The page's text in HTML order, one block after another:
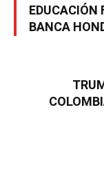
EDUCACIÓN
BANCA